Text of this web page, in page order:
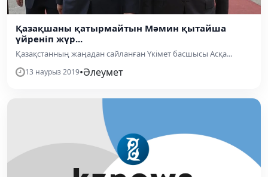
Қазақшаны қатырмайтын Мәмин қытайша
үйреніп жүр...
Қазақстанның жаңадан сайланған Үкімет басшысы Асқа...
13 наурыз 2019•Әлеумет